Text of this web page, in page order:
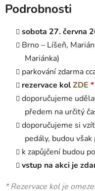
Podrobnosti
sobota 27. června
Brno – Líšeň,
Mariánka)
parkování zdarma
rezervace kolZDE *
doporučujeme
předem na určitý
doporučujeme si
pedály, budou
k zapůjčení budou
vstup na akci je
* Rezervace kol je